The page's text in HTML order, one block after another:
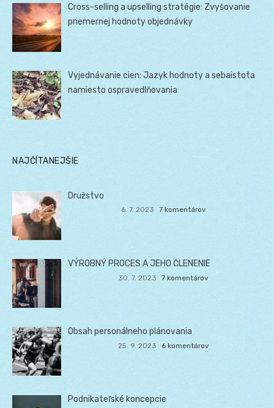
Cross-selling a upselling stratégie: Zvyšovanie
priemernej hodnoty objednávky
Vyjednávanie cien: Jazyk hodnoty a sebaistota
namiesto ospravedlňovania
NAJČÍTANEJŠIE
Družstvo
6. 7. 2023 7 komentárov
VÝROBNÝ PROCES A JEHO ČLENENIE
30. 7. 2023 7 komentárov
Obsah personálneho plánovania
25. 9. 2023 6 komentárov
Podnikateľské koncepcie